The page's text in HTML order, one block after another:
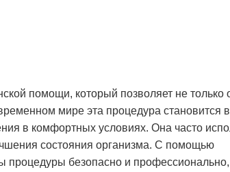
помощи, который позволяет не только
мире эта процедура становится
в комфортных условиях. Она часто
состояния организма. С помощью
безопасно и профессионально,